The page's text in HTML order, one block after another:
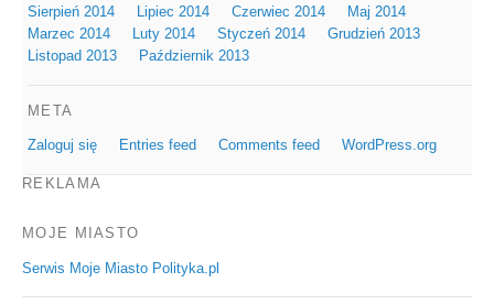
Sierpień 2014
Lipiec 2014 Czerwiec 2014
Maj 2014
Marzec 2014
Luty 2014 Styczeń 2014
Grudzień 2013
Listopad 2013
Październik 2013
META
Zaloguj się Entries feed Comments feed WordPress.org
REKLAMA
MOJE MIASTO
Serwis Moje Miasto Polityka.pl